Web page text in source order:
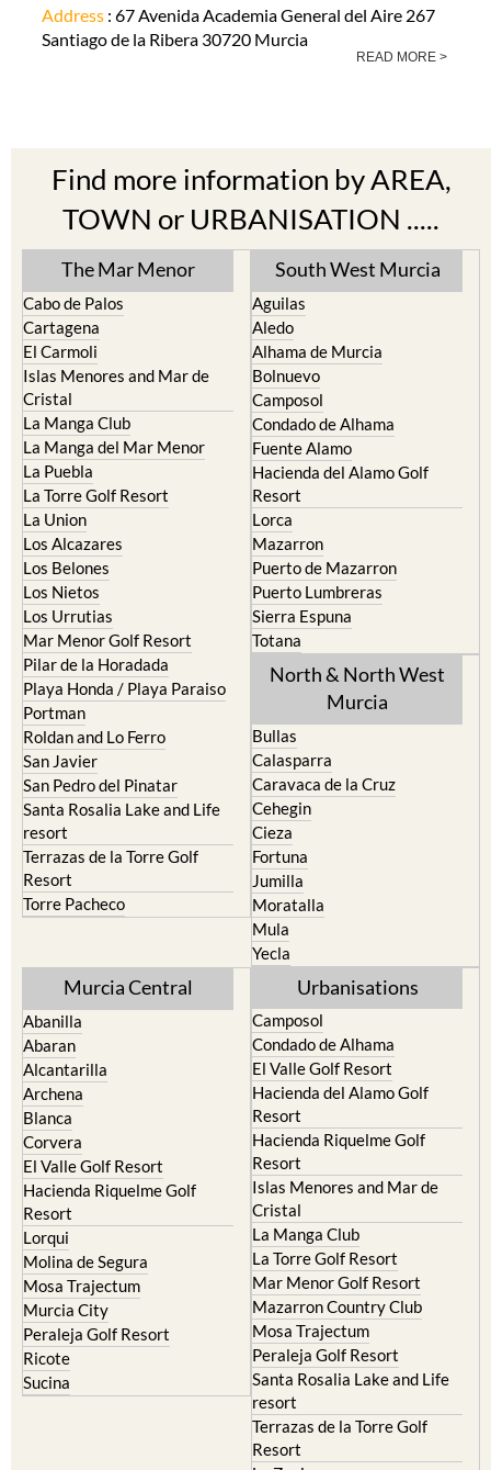
Address : 67 Avenida Academia General del Aire 267
Santiago de la Ribera 30720 Murcia
READ MORE >
Find more information by AREA,
TOWN or URBANISATION .....
The Mar Menor
Cabo de Palos
Cartagena
El Carmoli
Islas Menores and Mar de
Cristal
La Manga Club
La Manga del Mar Menor
La Puebla
La Torre Golf Resort
La Union
Los Alcazares
Los Belones
Los Nietos
Los Urrutias
Mar Menor Golf Resort
Pilar de la Horadada
Playa Honda / Playa Paraiso
Portman
Roldan and Lo Ferro
San Javier
San Pedro del Pinatar
Santa Rosalia Lake and Life
resort
Terrazas de la Torre Golf
Resort
Torre Pacheco
South West Murcia
Aguilas
Aledo
Alhama de Murcia
Bolnuevo
Camposol
Condado de Alhama
Fuente Alamo
Hacienda del Alamo Golf
Resort
Lorca
Mazarron
Puerto de Mazarron
Puerto Lumbreras
Sierra Espuna
Totana
North & North West
Murcia
Bullas
Calasparra
Caravaca de la Cruz
Cehegin
Cieza
Fortuna
Jumilla
Moratalla
Mula
Yecla
Murcia Central
Abanilla
Abaran
Alcantarilla
Archena
Blanca
Corvera
El Valle Golf Resort
Hacienda Riquelme Golf
Resort
Lorqui
Molina de Segura
Mosa Trajectum
Murcia City
Peraleja Golf Resort
Ricote
Sucina
Urbanisations
Camposol
Condado de Alhama
El Valle Golf Resort
Hacienda del Alamo Golf
Resort
Hacienda Riquelme Golf
Resort
Islas Menores and Mar de
Cristal
La Manga Club
La Torre Golf Resort
Mar Menor Golf Resort
Mazarron Country Club
Mosa Trajectum
Peraleja Golf Resort
Santa Rosalia Lake and Life
resort
Terrazas de la Torre Golf
Resort